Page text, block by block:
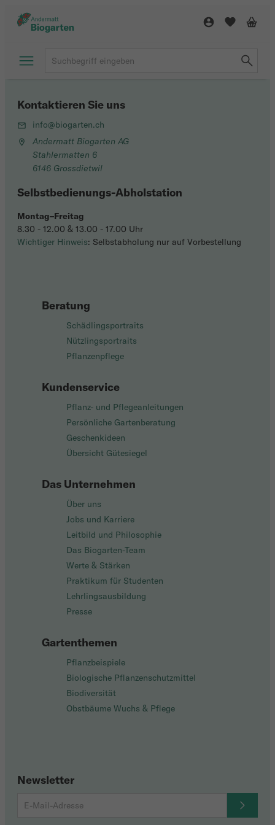
Beratung
Schädlingsportraits
Nützlingsportraits
Pflanzenpflege
Kundenservice
Pflanz- und Pflegeanleitungen
Persönliche Gartenberatung
Geschenkideen
Übersicht Gütesiegel
Das Unternehmen
Über uns
Jobs und Karriere
Leitbild und Philosophie
Das Biogarten-Team
Werte & Stärken
Praktikum für Studenten
Lehrlingsausbildung
Presse
Gartenthemen
Pflanzbeispiele
Biologische Pflanzenschutzmittel
Biodiversität
Obstbäume Wuchs & Pflege
Newsletter
Kontaktieren Sie uns
info@biogarten.ch
Andermatt Biogarten AG
Stahlermatten 6
6146 Grossdietwil
Selbstbedienungs-Abholstation
Montag–Freitag
8.30 - 12.00 & 13.00 - 17.00 Uhr
Wichtiger Hinweis: Selbstabholung nur auf Vorbestellung